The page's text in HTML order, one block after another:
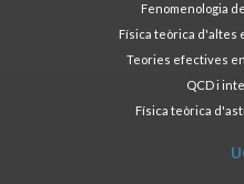
Fenomenologia
Física teòrica d'altes
Teories efectives
QCD i
Física teòrica